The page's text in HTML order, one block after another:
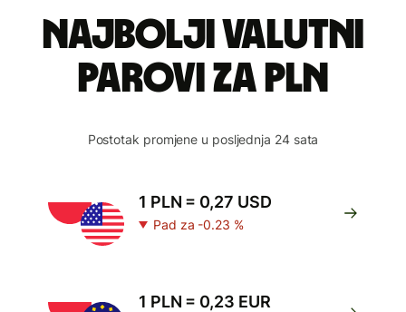
Najbolji valutni
parovi za PLN
Postotak promjene u posljednja 24 sata
1 PLN = 0,27 USD
Pad za -0.23 %
1 PLN = 0,23 EUR